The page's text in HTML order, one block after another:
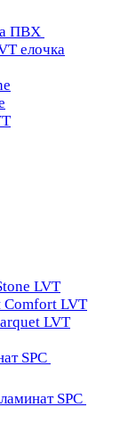
ПВХ
елочка
LVT
Comfort LVT
LVT
SPC
SPC